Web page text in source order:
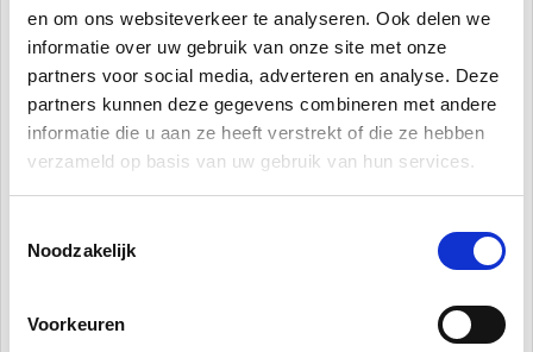
en om ons websiteverkeer te analyseren. Ook delen we
informatie over uw gebruik van onze site met onze
partners voor social media, adverteren en analyse. Deze
partners kunnen deze gegevens combineren met andere
informatie die u aan ze heeft verstrekt of die ze hebben
verzameld op basis van uw gebruik van hun services.
Noodzakelijk
Voorkeuren
Kookplaten